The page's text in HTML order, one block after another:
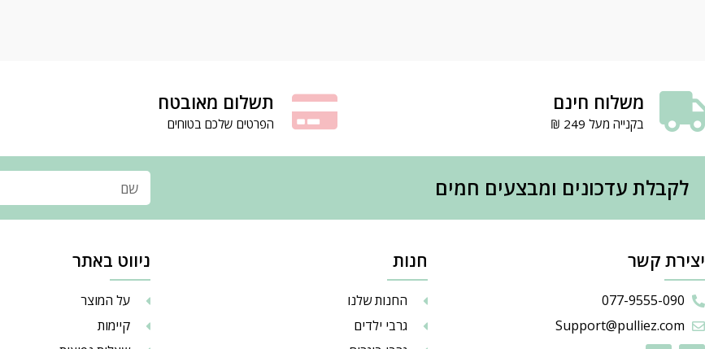
משלוח חינם
בקנייה מעל 249 ₪
תשלום מאובטח
הפרטים שלכם בטוחים
לקבלת עדכונים ומבצעים חמים
יצירת קשר
077-9555-090
Support@pulliez.com
חנות
החנות שלנו
גרבי ילדים
ניווט באתר
על המוצר
קיימות